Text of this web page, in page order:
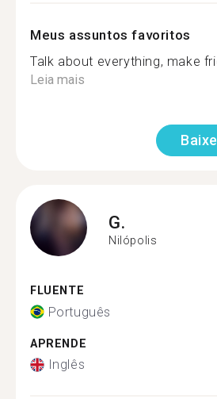
Meus assuntos favoritos
Talk about everything, make
Leia mais
G.
Nilópolis
FLUENTE
Português
APRENDE
Inglês